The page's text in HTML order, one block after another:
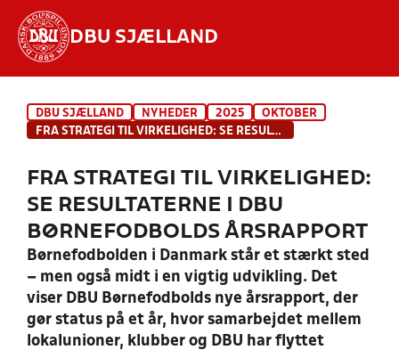
DBU SJÆLLAND
INDHOLD OG NYHEDER
HOLD
DBU SJÆLLAND NYHEDER 2025
OKTOBER
FRA STRATEGI TIL VIRKELIGHED: SE RESULTATERNE I DBU BØRNEFODBOLDS ÅRSRAPPORT
FRA STRATEGI TIL VIRKELIGHED:
SE RESULTATERNE I DBU
BØRNEFODBOLDS ÅRSRAPPORT
Børnefodbolden i Danmark står et stærkt sted
– men også midt i en vigtig udvikling. Det
viser DBU Børnefodbolds nye årsrapport, der
gør status på et år, hvor samarbejdet mellem
lokalunioner, klubber og DBU har flyttet